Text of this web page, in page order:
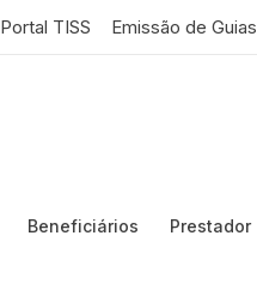
Portal TISS Emissão de Guias
Beneficiários Prestador